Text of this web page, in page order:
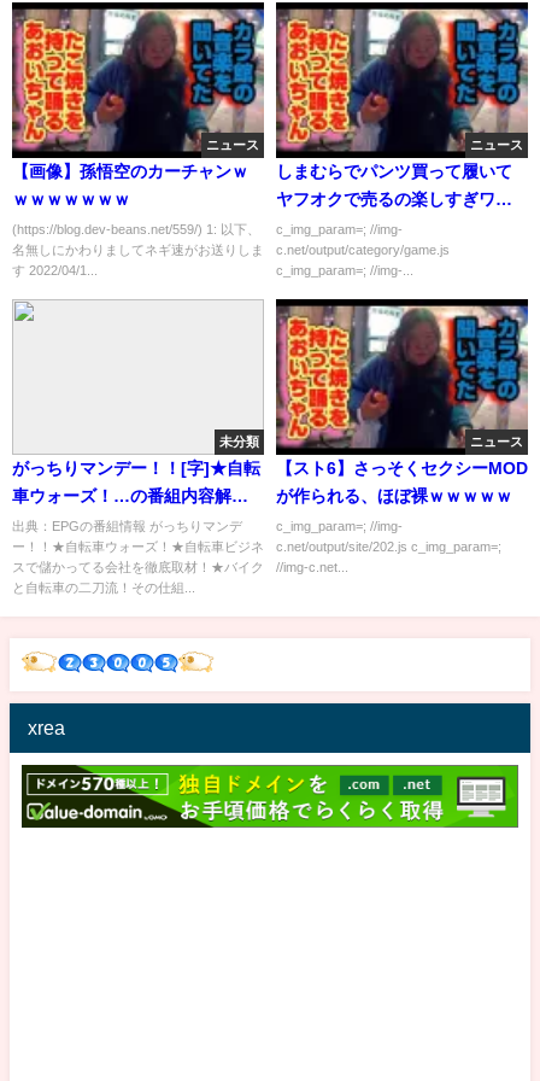
ニュース
【画像】孫悟空のカーチャンｗ
ｗｗｗｗｗｗｗ
(https://blog.dev-beans.net/559/) 1: 以下、
名無しにかわりましてネギ速がお送りしま
す 2022/04/1...
ニュース
しまむらでパンツ買って履いて
ヤフオクで売るの楽しすぎワロ
タｗｗｗｗｗ
c_img_param=; //img-
c.net/output/category/game.js
c_img_param=; //img-...
未分類
がっちりマンデー！！[字]★自転
車ウォーズ！…の番組内容解析
まとめ
出典：EPGの番組情報 がっちりマンデ
ー！！★自転車ウォーズ！★自転車ビジネ
スで儲かってる会社を徹底取材！★バイク
と自転車の二刀流！その仕組...
ニュース
【スト6】さっそくセクシーMOD
が作られる、ほぼ裸ｗｗｗｗｗ
c_img_param=; //img-
c.net/output/site/202.js c_img_param=;
//img-c.net...
xrea